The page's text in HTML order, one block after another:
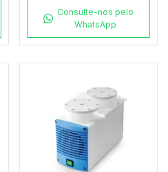
Consulte-nos pelo
WhatsApp